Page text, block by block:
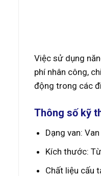
Việc sử dụng
phí nhân công,
động trong các
Thông số kỹ
Dạng van:
Kích thước:
Chất liệu cấu